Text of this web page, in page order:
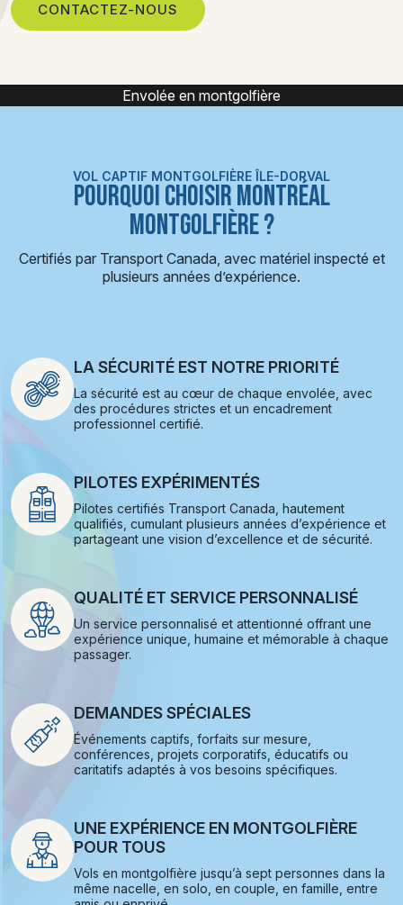
CONTACTEZ-NOUS
Expérience montgolfière
VOL CAPTIF MONTGOLFIÈRE ÎLE-DORVAL
POURQUOI CHOISIR MONTRÉAL
MONTGOLFIÈRE ?
Certifiés par Transport Canada, avec matériel inspecté et
plusieurs années d’expérience.
LA SÉCURITÉ EST NOTRE PRIORITÉ
La sécurité est au cœur de chaque envolée, avec
des procédures strictes et un encadrement
professionnel certifié.
PILOTES EXPÉRIMENTÉS
Pilotes certifiés Transport Canada, hautement
qualifiés, cumulant plusieurs années d’expérience et
partageant une vision d’excellence et de sécurité.
QUALITÉ ET SERVICE PERSONNALISÉ
Un service personnalisé et attentionné offrant une
expérience unique, humaine et mémorable à chaque
passager.
DEMANDES SPÉCIALES
Événements captifs, forfaits sur mesure,
conférences, projets corporatifs, éducatifs ou
caritatifs adaptés à vos besoins spécifiques.
UNE EXPÉRIENCE EN MONTGOLFIÈRE
POUR TOUS
Vols en montgolfière jusqu’à sept personnes dans la
même nacelle, en solo, en couple, en famille, entre